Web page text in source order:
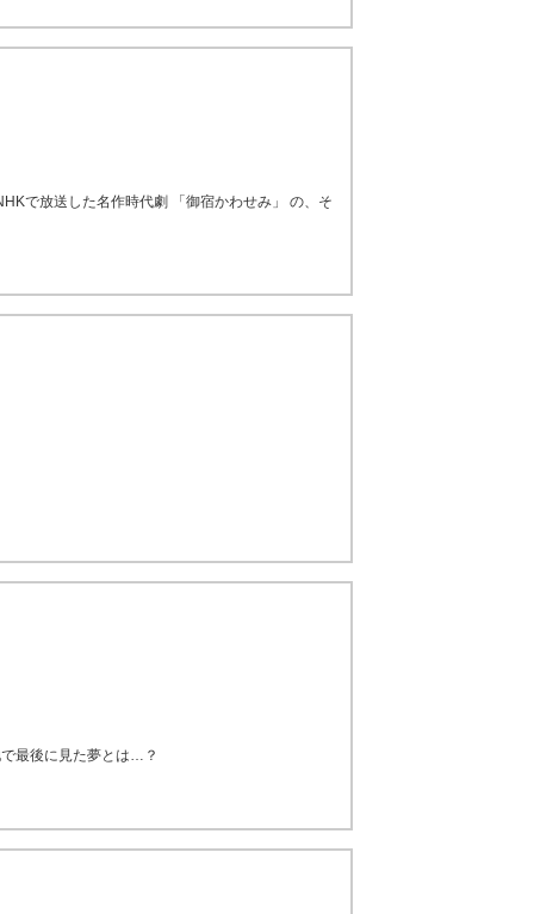
で放送した名作時代劇 「御宿かわせみ」 の、そ
最後に見た夢とは…？